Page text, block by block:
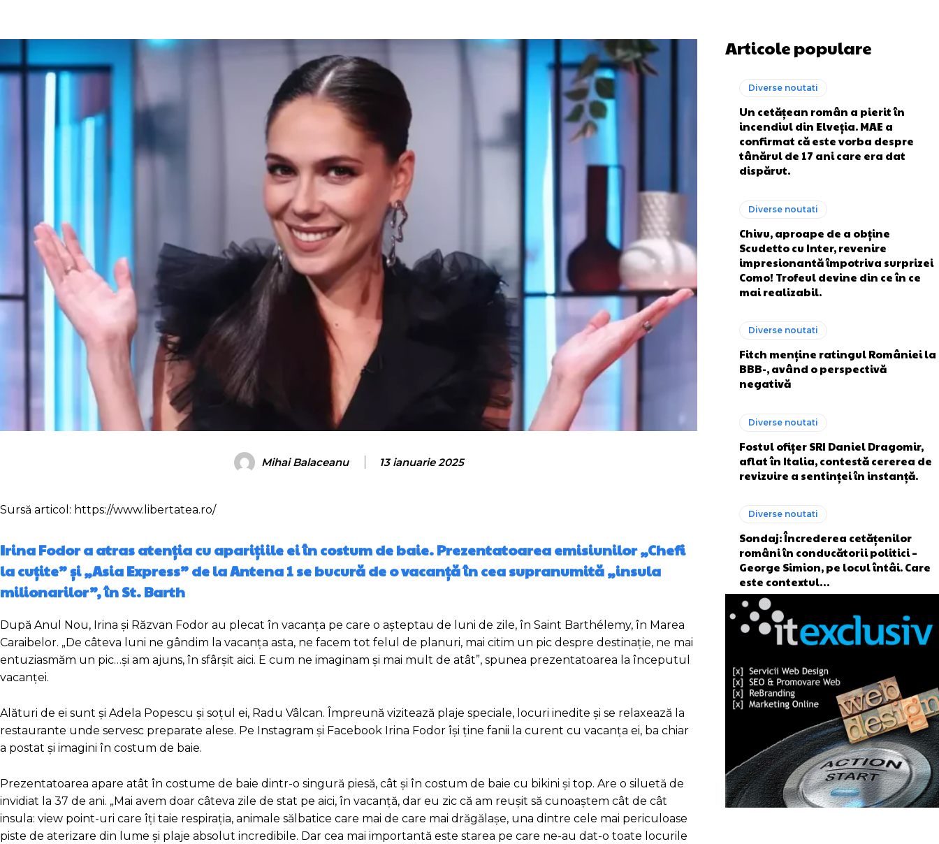
Mihai Balaceanu 13 ianuarie 2025
Sursă articol: https://www.libertatea.ro/
Irina Fodor a atras atenția cu aparițiile ei în costum de baie. Prezentatoarea emisiunilor „Chefi
la cuțite” și „Asia Express” de la Antena 1 se bucură de o vacanță în cea supranumită „insula
milionarilor”, în St. Barth
După Anul Nou, Irina și Răzvan Fodor au plecat în vacanța pe care o așteptau de luni de zile, în Saint Barthélemy, în Marea
Caraibelor. „De câteva luni ne gândim la vacanța asta, ne facem tot felul de planuri, mai citim un pic despre destinație, ne mai
entuziasmăm un pic…și am ajuns, în sfârșit aici. E cum ne imaginam și mai mult de atât”, spunea prezentatoarea la începutul
vacanței.
Alături de ei sunt și Adela Popescu și soțul ei, Radu Vâlcan. Împreună vizitează plaje speciale, locuri inedite și se relaxează la
restaurante unde servesc preparate alese. Pe Instagram și Facebook Irina Fodor își ține fanii la curent cu vacanța ei, ba chiar
a postat și imagini în costum de baie.
Prezentatoarea apare atât în costume de baie dintr-o singură piesă, cât și în costum de baie cu bikini și top. Are o siluetă de
invidiat la 37 de ani. „Mai avem doar câteva zile de stat pe aici, în vacanță, dar eu zic că am reușit să cunoaștem cât de cât
insula: view point-uri care îți taie respirația, animale sălbatice care mai de care mai drăgălașe, una dintre cele mai periculoase
piste de aterizare din lume și plaje absolut incredibile. Dar cea mai importantă este starea pe care ne-au dat-o toate locurile
Articole populare
Diverse noutati
Un cetățean român a pierit în
incendiul din Elveția. MAE a
confirmat că este vorba despre
tânărul de 17 ani care era dat
dispărut.
Diverse noutati
Chivu, aproape de a obține
Scudetto cu Inter, revenire
impresionantă împotriva surprizei
Como! Trofeul devine din ce în ce
mai realizabil.
Diverse noutati
Fitch menține ratingul României la
BBB-, având o perspectivă
negativă
Diverse noutati
Fostul ofițer SRI Daniel Dragomir,
aflat în Italia, contestă cererea de
revizuire a sentinței în instanță.
Diverse noutati
Sondaj: Încrederea cetățenilor
români în conducătorii politici –
George Simion, pe locul întâi. Care
este contextul…